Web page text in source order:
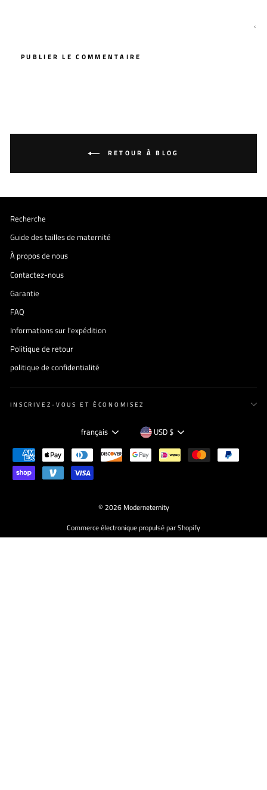
PUBLIER LE COMMENTAIRE
RETOUR À BLOG
Recherche
Guide des tailles de maternité
À propos de nous
Contactez-nous
Garantie
FAQ
Informations sur l'expédition
Politique de retour
politique de confidentialité
INSCRIVEZ-VOUS ET ÉCONOMISEZ
Langue
français Devise
USD $
© 2026 Moderneternity
Commerce électronique propulsé par Shopify